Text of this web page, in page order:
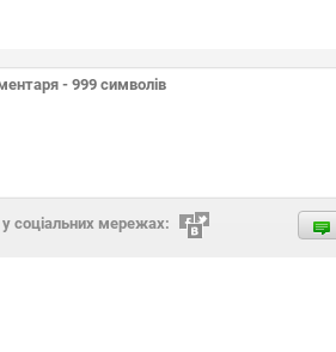
соціальних мережах: